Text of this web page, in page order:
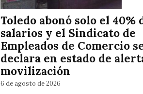
Toledo abonó solo el 40%
salarios y el Sindicato de
Empleados de Comercio
declara en estado de
movilización
6 de agosto de 2026